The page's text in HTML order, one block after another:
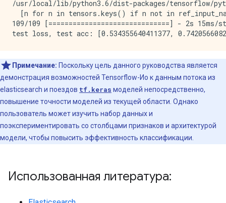
/usr/local/lib/python3.6/dist-packages/tensorflow/
[n for n in tensors.keys() if n not in
109/109 [==============================] - 2s
Примечание: Поскольку цель данного руководства является
демонстрация возможностей Tensorflow-Ио к данным потока из
elasticsearch и поездов tf.keras моделей непосредственно,
повышение точности моделей из текущей области. Однако
пользователь может изучить набор данных и
поэкспериментировать со столбцами признаков и архитектурой
модели, чтобы повысить эффективность классификации.
Использованная литература: